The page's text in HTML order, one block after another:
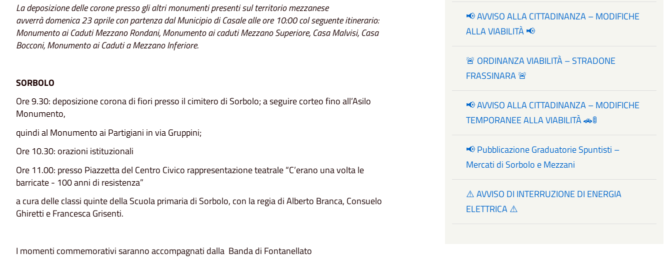
La deposizione delle corone presso gli altri monumenti presenti sul territorio mezzanese
avverrà domenica 23 aprile con partenza dal Municipio di Casale alle ore 10:00 col seguente itinerario:
Monumento ai Caduti Mezzano Rondani, Monumento ai caduti Mezzano Superiore, Casa Malvisi, Casa
Bocconi, Monumento ai Caduti a Mezzano Inferiore.
SORBOLO
Ore 9.30: deposizione corona di fiori presso il cimitero di Sorbolo; a seguire corteo fino all’Asilo
Monumento,
quindi al Monumento ai Partigiani in via Gruppini;
Ore 10.30: orazioni istituzionali
Ore 11.00: presso Piazzetta del Centro Civico rappresentazione teatrale “C’erano una volta le
barricate - 100 anni di resistenza”
a cura delle classi quinte della Scuola primaria di Sorbolo, con la regia di Alberto Branca, Consuelo
Ghiretti e Francesca Grisenti.
I momenti commemorativi saranno accompagnati dalla Banda di Fontanellato
📢 AVVISO ALLA CITTADINANZA – MODIFICHE
ALLA VIABILITÀ 📢
🚨 ORDINANZA VIABILITÀ – STRADONE
FRASSINARA 🚨
📢 AVVISO ALLA CITTADINANZA – MODIFICHE
TEMPORANEE ALLA VIABILITÀ 🚗🚦
📢 Pubblicazione Graduatorie Spuntisti –
Mercati di Sorbolo e Mezzani
⚠️ AVVISO DI INTERRUZIONE DI ENERGIA
ELETTRICA ⚠️